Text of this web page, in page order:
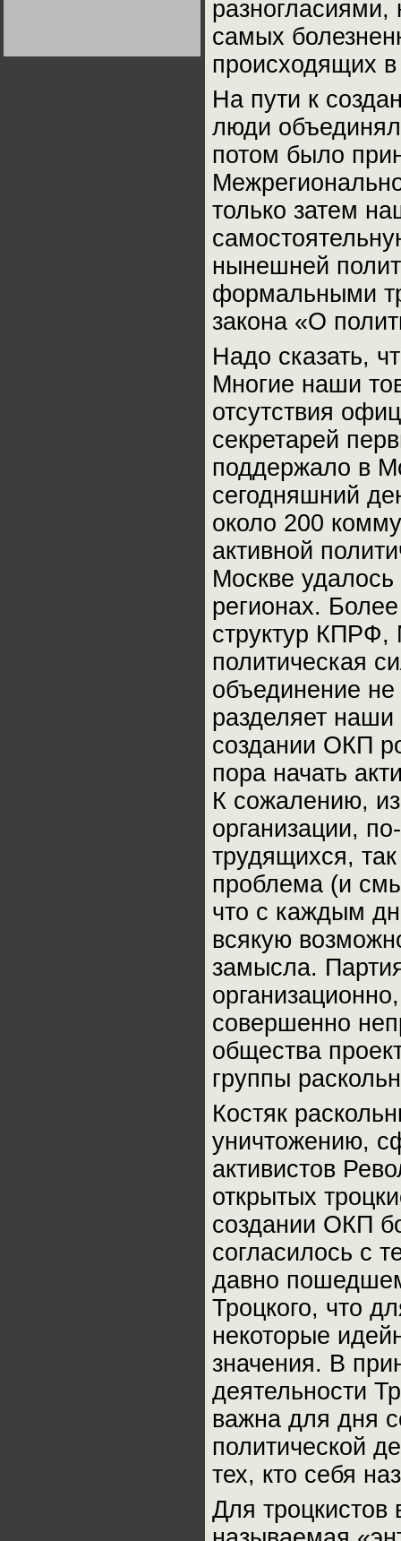
самых
происходящих
На пути к
люди
потом было
только затем
нынешней
формальными
закона «О
Надо сказать,
Многие наши
отсутствия
секретарей
поддержало в
сегодняшний
около 200
активной
Москве
регионах.
структур КПРФ,
политическая
объединение не
разделяет
создании ОКП
пора начать
К сожалению,
организации,
трудящихся,
проблема (и
что с каждым
всякую
замысла.
совершенно
общества
группы
Костяк
уничтожению,
активистов
открытых
создании ОКП
согласилось с
давно
Троцкого, что
некоторые
значения. В
деятельности
важна для дня
политической
тех, кто себя
Для троцкистов